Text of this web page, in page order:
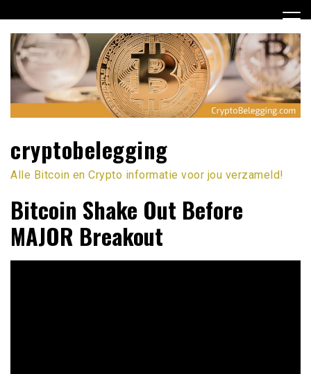
naar
inhoud
cryptobelegging
Alle Bitcoin en Crypto informatie voor jou verzameld!
Bitcoin Shake Out Before
MAJOR Breakout